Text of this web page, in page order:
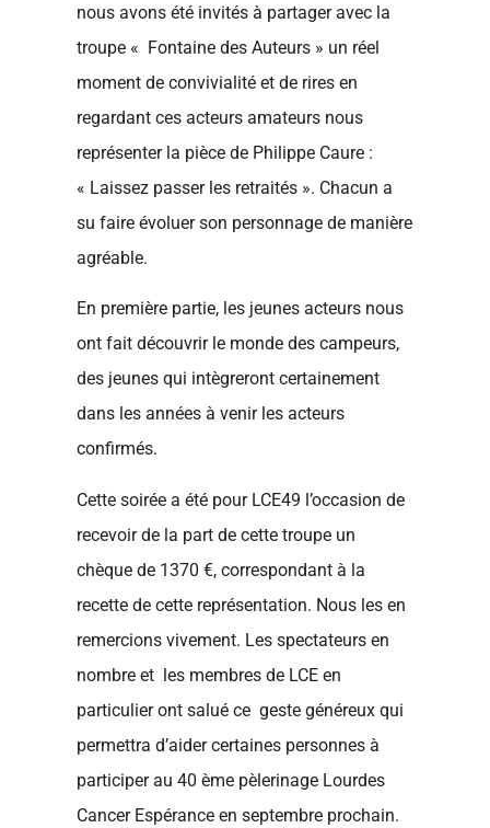
nous avons été invités à partager avec la
troupe « Fontaine des Auteurs » un réel
moment de convivialité et de rires en
regardant ces acteurs amateurs nous
représenter la pièce de Philippe Caure :
« Laissez passer les retraités ». Chacun a
su faire évoluer son personnage de manière
agréable.
En première partie, les jeunes acteurs nous
ont fait découvrir le monde des campeurs,
des jeunes qui intègreront certainement
dans les années à venir les acteurs
confirmés.
Cette soirée a été pour LCE49 l’occasion de
recevoir de la part de cette troupe un
chèque de 1370 €, correspondant à la
recette de cette représentation. Nous les en
remercions vivement. Les spectateurs en
nombre et les membres de LCE en
particulier ont salué ce geste généreux qui
permettra d’aider certaines personnes à
participer au 40 ème pèlerinage Lourdes
Cancer Espérance en septembre prochain.